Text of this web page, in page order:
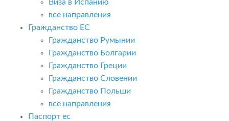
Виза в Испанию
все направления
Гражданство ЕС
Гражданство Румынии
Гражданство Болгарии
Гражданство Греции
Гражданство Словении
Гражданство Польши
все направления
Паспорт ес